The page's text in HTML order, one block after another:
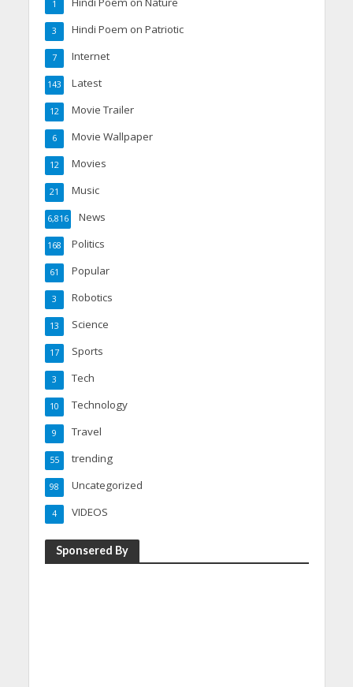
1
Hindi Poem on Patriotic
3
Internet
7
Latest
143
Movie Trailer
12
Movie Wallpaper
6
Movies
12
Music
21
News
6,816
Politics
168
Popular
61
Robotics
3
Science
13
Sports
17
Tech
3
Technology
10
Travel
9
trending
55
Uncategorized
98
VIDEOS
4
Sponsered By